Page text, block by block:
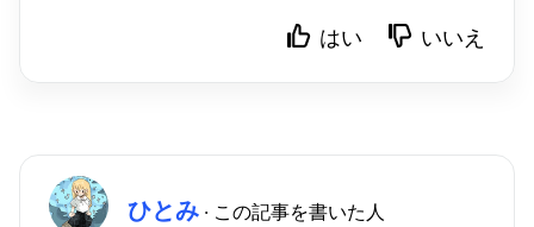
はい いいえ
ひとみ · この記事を書いた人